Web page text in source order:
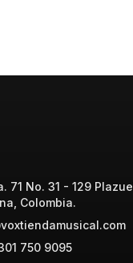
71 No. 31 - 129
Colombia.
750 9095